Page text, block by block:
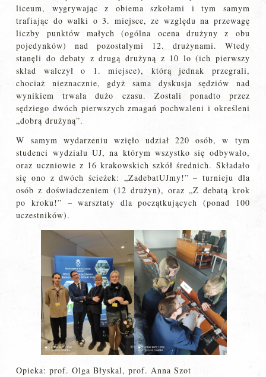
liceum, wygrywając z obiema szkołami i tym samym
trafiając do walki o 3. miejsce, ze względu na przewagę
liczby punktów małych (ogólna ocena drużyny z obu
pojedynków) nad pozostałymi 12. drużynami. Wtedy
stanęli do debaty z drugą drużyną z 10 lo (ich pierwszy
skład walczył o 1. miejsce), którą jednak przegrali,
chociaż nieznacznie, gdyż sama dyskusja sędziów nad
wynikiem trwała dużo czasu. Zostali ponadto przez
sędziego dwóch pierwszych zmagań pochwaleni i określeni
„dobrą drużyną”.
W samym wydarzeniu wzięło udział 220 osób, w tym
studenci wydziału UJ, na którym wszystko się odbywało,
oraz uczniowie z 16 krakowskich szkół średnich. Składało
się ono z dwóch ścieżek: „ZadebatUJmy!” – turnieju dla
osób z doświadczeniem (12 drużyn), oraz „Z debatą krok
po kroku!” – warsztaty dla początkujących (ponad 100
uczestników).
Opieka: prof. Olga Błyskal, prof. Anna Szot